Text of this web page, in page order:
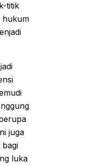
titik
hukum
juga
bagi
luka